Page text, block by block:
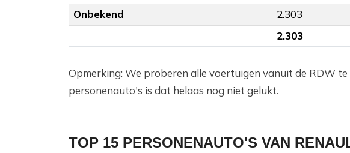
Onbekend
2.303
2.303
Opmerking: We proberen alle voertuigen vanuit de RDW
personenauto's is dat helaas nog niet gelukt.
TOP 15 PERSONENAUTO'S VAN